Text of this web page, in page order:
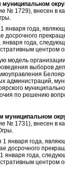
№ 1729), внесен в
января года,
досрочного
года,
центром
выборов
администраций,
по решению
№ 1731), внесен в
января года,
досрочного
января года,
центром